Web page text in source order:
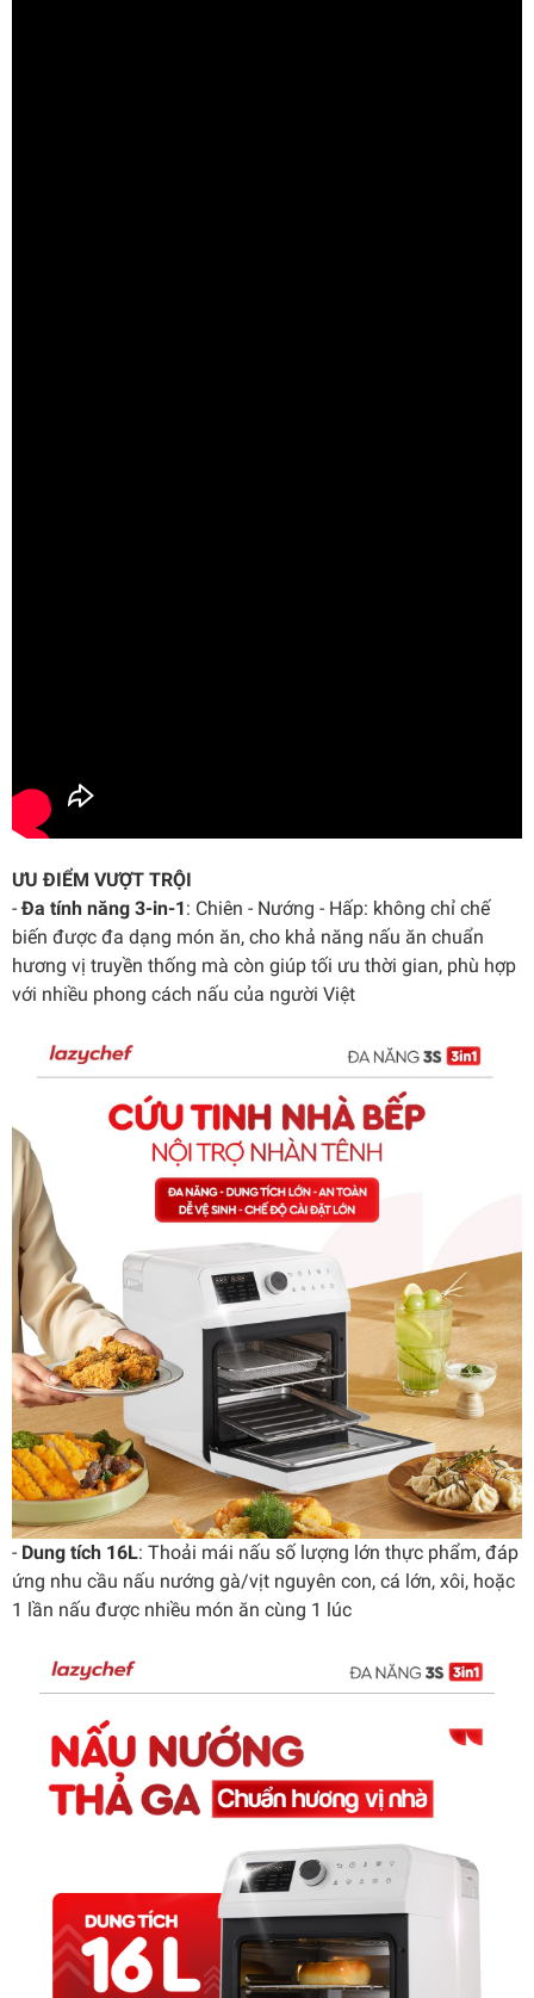
ƯU ĐIỂM VƯỢT TRỘI
-Đa tính năng 3-in-1: Chiên - Nướng - Hấp: không chỉ chế
biến được đa dạng món ăn, cho khả năng nấu ăn chuẩn
hương vị truyền thống mà còn giúp tối ưu thời gian, phù hợp
với nhiều phong cách nấu của người Việt
- Dung tích 16L: Thoải mái nấu số lượng lớn thực phẩm, đáp
ứng nhu cầu nấu nướng gà/vịt nguyên con, cá lớn, xôi, hoặc
1 lần nấu được nhiều món ăn cùng 1 lúc